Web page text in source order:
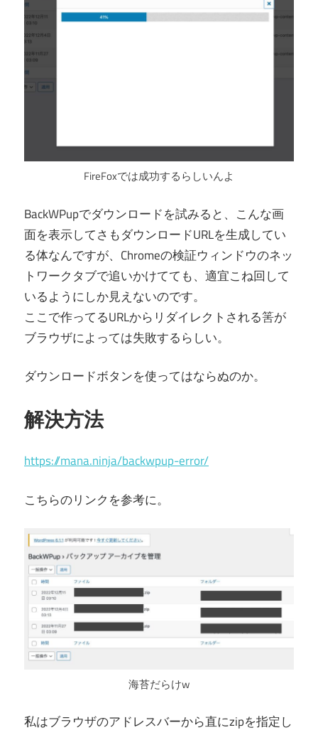
FireFoxでは成功するらしいんよ
BackWPupでダウンロードを試みると、こんな画
面を表示してさもダウンロードURLを生成してい
る体なんですが、Chromeの検証ウィンドウのネッ
トワークタブで追いかけてても、適宜こね回して
いるようにしか見えないのです。
ここで作ってるURLからリダイレクトされる筈が
ブラウザによっては失敗するらしい。
ダウンロードボタンを使ってはならぬのか。
解決方法
https://mana.ninja/backwpup-error/
こちらのリンクを参考に。
海苔だらけw
私はブラウザのアドレスバーから直にzipを指定し